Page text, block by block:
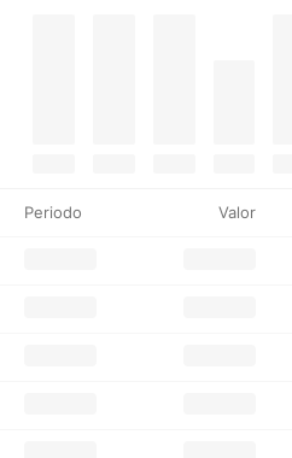
Periodo Valor